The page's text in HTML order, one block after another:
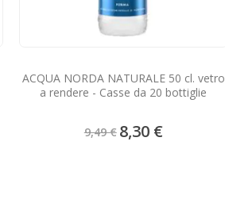
ACQUA NORDA NATURALE 50 cl. vetro
a rendere - Casse da 20 bottiglie
9,49 € Prezzo
speciale
8,30 €